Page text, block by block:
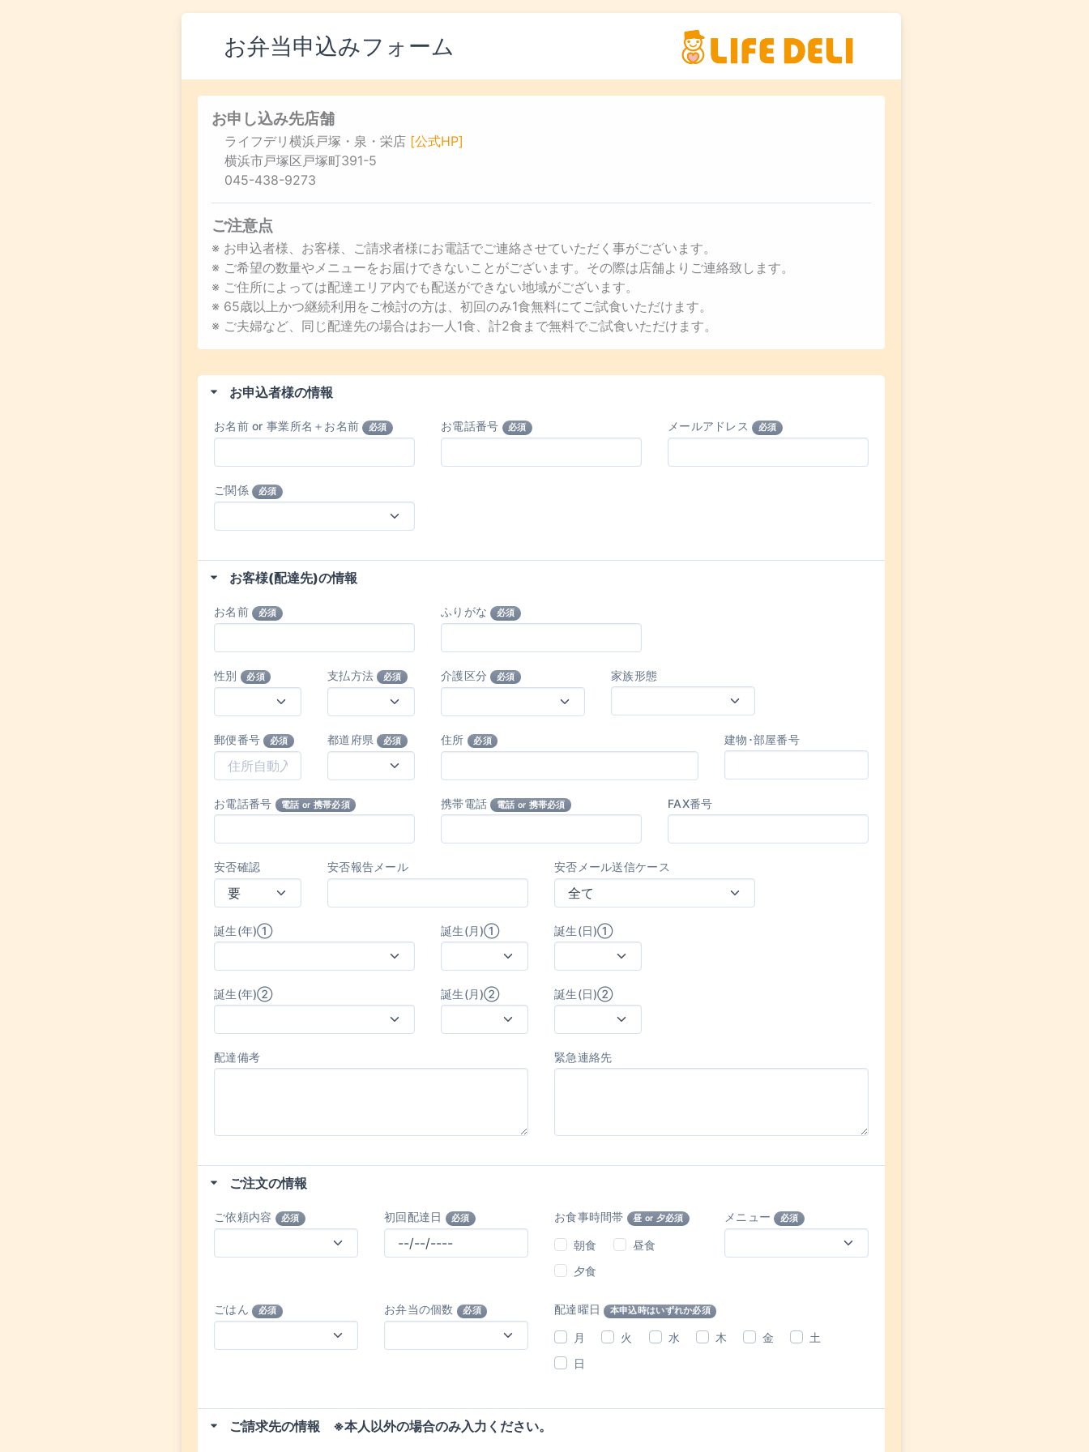
お弁当申込みフォーム
お申し込み先店舗
ライフデリ横浜戸塚・泉・栄店 [公式HP]
横浜市戸塚区戸塚町391-5
045-438-9273
ご注意点
※ お申込者様、お客様、ご請求者様にお電話でご連絡させていただく事がございます。
※ ご希望の数量やメニューをお届けできないことがございます。その際は店舗よりご連絡致します。
※ ご住所によっては配達エリア内でも配送ができない地域がございます。
※ 65歳以上かつ継続利用をご検討の方は、初回のみ1食無料にてご試食いただけます。
※ ご夫婦など、同じ配達先の場合はお一人1食、計2食まで無料でご試食いただけます。
お申込者様の情報
お名前 or 事業所名＋お名前 必須 お電話番号 必須 メールアドレス 必須
ご関係 必須
お客様(配達先)の情報
お名前 必須 ふりがな 必須
性別 必須 支払方法 必須 介護区分 必須 家族形態
郵便番号 必須 都道府県 必須 住所 必須 建物･部屋番号
お電話番号 電話 or 携帯必須 携帯電話 電話 or 携帯必須 FAX番号
安否確認 安否報告メール 安否メール送信ケース
誕生(年)① 誕生(月)① 誕生(日)①
誕生(年)② 誕生(月)② 誕生(日)②
配達備考 緊急連絡先
ご注文の情報
ご依頼内容 必須 初回配達日 必須 お食事時間帯 昼 or 夕必須
朝食
昼食
夕食
メニュー 必須
ごはん 必須 お弁当の個数 必須 配達曜日 本申込時はいずれか必須
月 火 水 木 金
土
日
ご請求先の情報 ※本人以外の場合のみ入力ください。